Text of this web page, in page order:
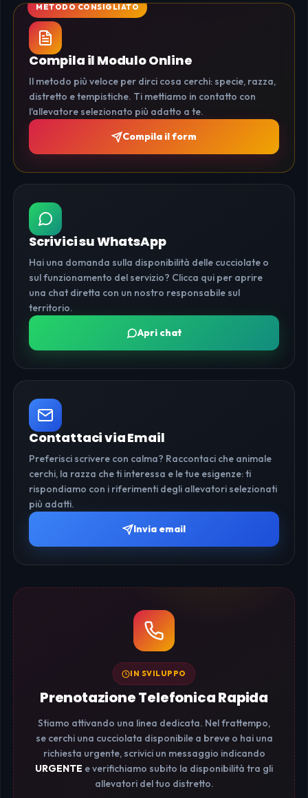
Compila il Modulo Online
Il metodo più veloce per dirci cosa cerchi: specie, razza,
distretto e tempistiche. Ti mettiamo in contatto con
l'allevatore selezionato più adatto a te.
Compila il form
Scrivici su WhatsApp
Hai una domanda sulla disponibilità delle cucciolate o
sul funzionamento del servizio? Clicca qui per aprire
una chat diretta con un nostro responsabile sul
territorio.
Apri chat
Contattaci via Email
Preferisci scrivere con calma? Raccontaci che animale
cerchi, la razza che ti interessa e le tue esigenze: ti
rispondiamo con i riferimenti degli allevatori selezionati
più adatti.
Invia email
IN SVILUPPO
Prenotazione Telefonica Rapida
Stiamo attivando una linea dedicata. Nel frattempo,
se cerchi una cucciolata disponibile a breve o hai una
richiesta urgente, scrivici un messaggio indicando
URGENTE e verifichiamo subito la disponibilità tra gli
allevatori del tuo distretto.